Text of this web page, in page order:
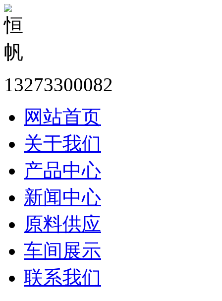
13273300082
网站首页
关于我们
产品中心
新闻中心
原料供应
车间展示
联系我们